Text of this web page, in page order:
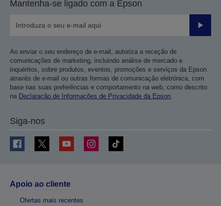
Mantenha-se ligado com a Epson
Enviar
Ao enviar o seu endereço de e-mail, autoriza a receção de
comunicações de marketing, incluindo análise de mercado e
inquéritos, sobre produtos, eventos, promoções e serviços da Epson
através de e-mail ou outras formas de comunicação eletrónica, com
base nas suas preferências e comportamento na web, como descrito
na Declaração de Informações de Privacidade da Epson.
Siga-nos
Apoio ao cliente
Ofertas mais recentes